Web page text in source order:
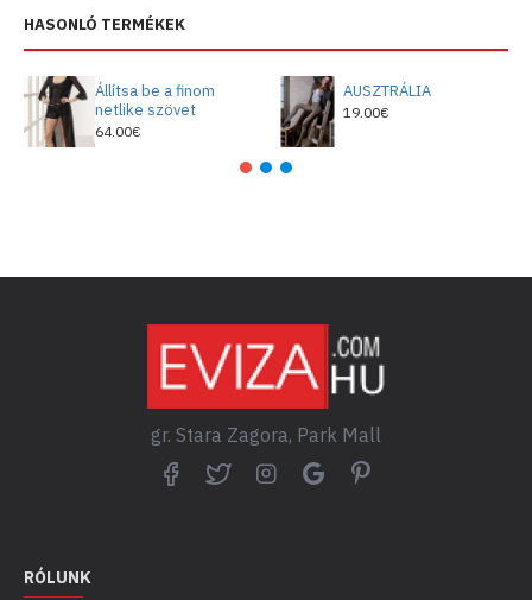
HASONLÓ TERMÉKEK
Állítsa be a finom
netlike szövet
64.00€
AUSZTRÁLIA
19.00€
gr. Stara Zagora, Park Mall
RÓLUNK